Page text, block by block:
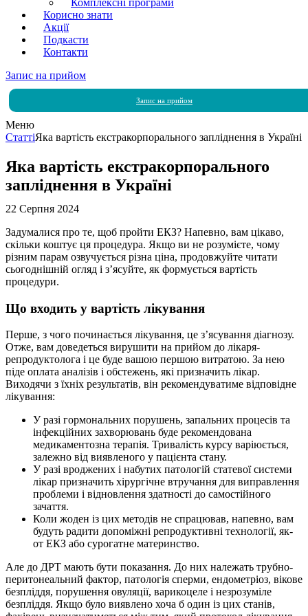
Комплексні програми
Корисно знати
Акції
Подкасти
Контакти
Запис на прийом
Запис на прийом
Меню
СтаттіЯка вартість екстракорпорального запліднення в Україні
Яка вартість екстракорпорального
запліднення в Україні
22 Серпня 2024
Задумалися про те, щоб пройти ЕКЗ? Напевно, вам цікаво,
скільки коштує ця процедура. Якщо ви не розумієте, чому
різним парам озвучується різна ціна, продовжуйте читати
сьогоднішній огляд і з’ясуйте, як формується вартість
процедури.
Що входить у вартість лікування
Перше, з чого починається лікування, це з’ясування діагнозу.
Отже, вам доведеться вирушити на прийом до лікаря-
репродуктолога і це буде вашою першою витратою. За нею
піде оплата аналізів і обстежень, які призначить лікар.
Виходячи з їхніх результатів, він рекомендуватиме відповідне
лікування:
У разі гормональних порушень, запальних процесів та
інфекційних захворювань буде рекомендована
медикаментозна терапія. Тривалість курсу варіюється,
залежно від виявленого у пацієнта стану.
У разі вроджених і набутих патологій статевої системи
лікар призначить хірургічне втручання для виправлення
проблеми і відновлення здатності до самостійного
зачаття.
Коли жоден із цих методів не спрацював, напевно, вам
будуть радити допоміжні репродуктивні технології, як-
от ЕКЗ або сурогатне материнство.
Але до ДРТ мають бути показання. До них належать трубно-
перитонеальний фактор, патологія сперми, ендометріоз, вікове
безпліддя, порушення овуляції, варикоцеле і незрозуміле
безпліддя. Якщо було виявлено хоча б один із цих станів,